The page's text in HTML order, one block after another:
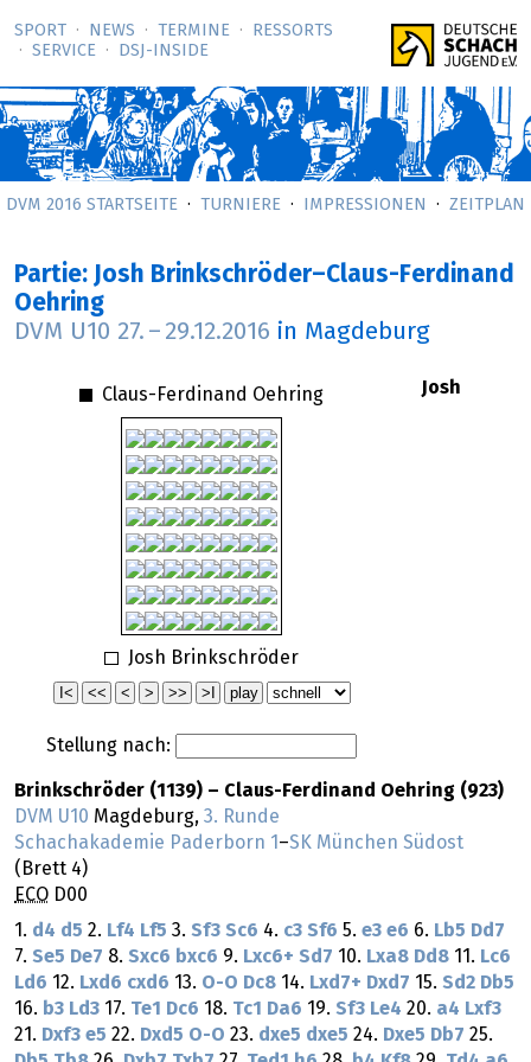
SPORT NEWS TERMINE
RESSORTS
SERVICE
DSJ-­INSIDE
DVM 2016 STARTSEITE TURNIERE IMPRESSIONEN ZEITPLAN
Partie: Josh Brinkschröder–Claus-Ferdinand
Oehring
DVM U10 27. – 29.12.2016 in Magdeburg
Claus-Ferdinand Oehring
Josh Brinkschröder
Stellung nach:
Josh
Brinkschröder (1139) – Claus-Ferdinand Oehring (923)
DVM U10 Magdeburg, 3. Runde
Schachakademie Paderborn 1 –SK München Südost
(Brett 4)
ECO D00
1. d4 d5 2. Lf4 Lf5 3. Sf3 Sc6 4. c3 Sf6 5. e3 e6 6. Lb5 Dd7
7. Se5 De7 8. Sxc6 bxc6 9. Lxc6+ Sd7 10. Lxa8 Dd8 11. Lc6
Ld6 12. Lxd6 cxd6 13. O-O Dc8 14. Lxd7+ Dxd7 15. Sd2 Db5
16. b3 Ld3 17. Te1 Dc6 18. Tc1 Da6 19. Sf3 Le4 20. a4 Lxf3
21. Dxf3 e5 22. Dxd5 O-O 23. dxe5 dxe5 24. Dxe5 Db7 25.